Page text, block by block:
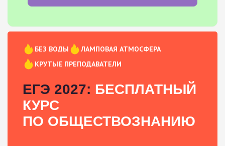
БЕЗ ВОДЫ
ЛАМПОВАЯ АТМОСФЕРА
КРУТЫЕ ПРЕПОДАВАТЕЛИ
ЕГЭ 2027: БЕСПЛАТНЫЙ
КУРС
ПО ОБЩЕСТВОЗНАНИЮ